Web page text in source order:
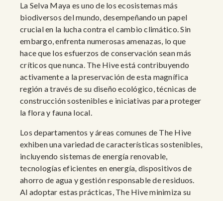
La Selva Maya es uno de los ecosistemas más
biodiversos del mundo, desempeñando un papel
crucial en la lucha contra el cambio climático. Sin
embargo, enfrenta numerosas amenazas, lo que
hace que los esfuerzos de conservación sean más
críticos que nunca. The Hive está contribuyendo
activamente a la preservación de esta magnífica
región a través de su diseño ecológico, técnicas de
construcción sostenibles e iniciativas para proteger
la flora y fauna local.
Los departamentos y áreas comunes de The Hive
exhiben una variedad de características sostenibles,
incluyendo sistemas de energía renovable,
tecnologías eficientes en energía, dispositivos de
ahorro de agua y gestión responsable de residuos.
Al adoptar estas prácticas, The Hive minimiza su